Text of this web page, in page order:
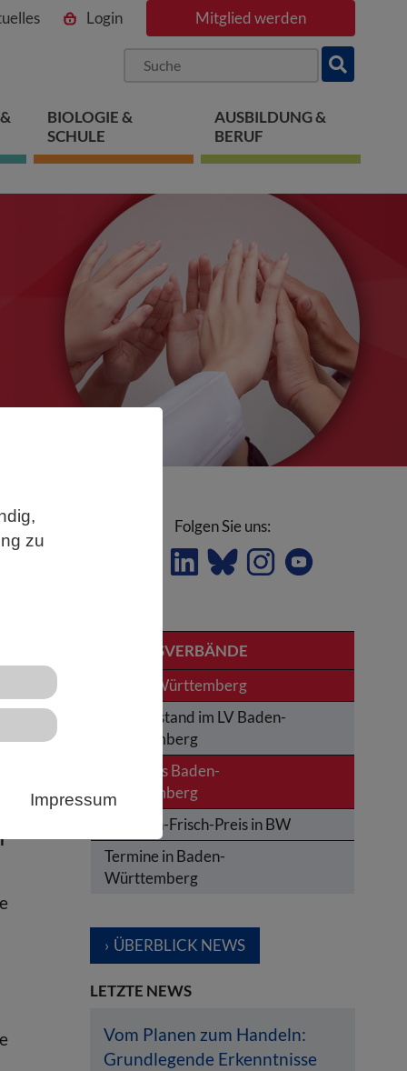
zu
Impressum
Login Mitglied werden
BIOLOGIE &
SCHULE
AUSBILDUNG &
BERUF
Folgen Sie uns:
LANDESVERBÄNDE
Baden-Württemberg
Der Vorstand im LV Baden-
Württemberg
News aus Baden-
Württemberg
Karl-von-Frisch-Preis in BW
Termine in Baden-
Württemberg
ÜBERBLICK NEWS
LETZTE NEWS
Vom Planen zum Handeln:
Grundlegende Erkenntnisse